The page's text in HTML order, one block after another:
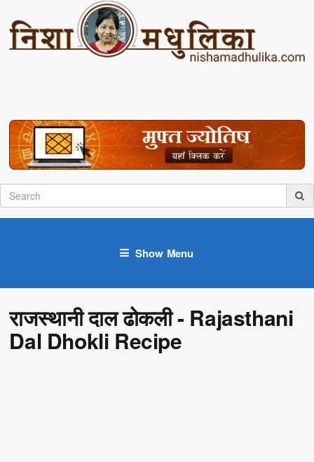
Show Menu
राजस्थानी दाल ढोकली - Rajasthani
Dal Dhokli Recipe